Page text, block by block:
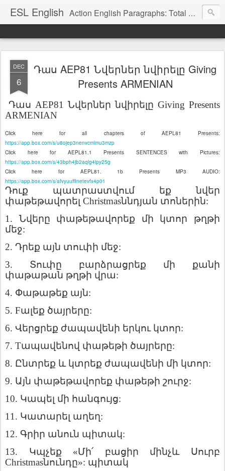
ESL English Action English Paragraphs: Total Physical Response (TPR) Paragraphs for the High School and Adult Language Student
DEC
6
Դաս AEP81 Նվերներ նվիրելը Giving
Presents ARMENIAN
Դաս AEP81 Նվերներ նվիրելը Giving Presents
ARMENIAN
Click here for all chapters of AEPL81 Presents:
https://app.box.com/s/u8ojep3nenvcmlmu3mzp
Click here for AEPL81.1 Presents SENTENCES with Pictures:
https://app.box.com/s/43bph4jb2aqlg4lpy25g
Click here for AEPL81. 1b Presents MP3 AUDIO:
https://app.box.com/s/afvyuufflnetevfx4p01
Դուք պատրաստվում եք
նվեր
փաթեթավորել Christmasննդյան տոներին:
1. Նվերը փաթեթավորեք մի կտոր
թղթի
մեջ:
2. Դրեք այն տուփի մեջ:
3. Տուփը բարձրացրեք մի
քանի
փաթաթան թղթի վրա:
4. Փաթաթեք այն:
5. Fալեք ծայրերը:
6. Վերցրեք ժապավենի երկու կտոր:
7. Tապավենով փաթեթի ծայրերը:
8. Ընտրեք և կտրեք ժապավենի մի կտոր:
9. Այն փաթեթավորեք փաթեթի շուրջ:
10. Կապել մի հանգույց:
11. Կատարել աղեղ:
12. Գրիր անուն պիտակ:
13. Կպչեք «Մի՛ բացիր մինչև
Սուրբ
Christmasնունդը»: պիտակ